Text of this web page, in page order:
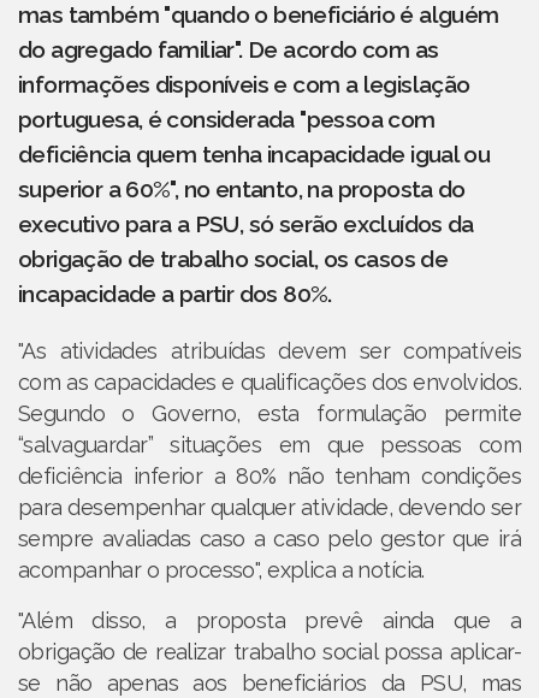
mas também "quando o beneficiário é alguém
do agregado familiar". De acordo com as
informações disponíveis e com a legislação
portuguesa, é considerada "pessoa com
deficiência quem tenha incapacidade igual ou
superior a 60%", no entanto, na proposta do
executivo para a PSU, só serão excluídos da
obrigação de trabalho social, os casos de
incapacidade a partir dos 80%.
"As atividades atribuídas devem ser compatíveis
com as capacidades e qualificações dos envolvidos.
Segundo o Governo, esta formulação permite
“salvaguardar” situações em que pessoas com
deficiência inferior a 80% não tenham condições
para desempenhar qualquer atividade, devendo ser
sem­pre ava­li­a­das caso a caso pelo ges­tor que irá
acom­pa­nhar o pro­cesso", explica a notícia.
"Além disso, a proposta prevê ainda que a
obrigação de realizar trabalho social possa aplicar-
se não apenas aos beneficiários da PSU, mas